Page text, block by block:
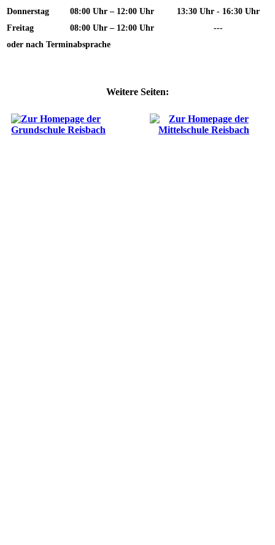
Donnerstag
08:00 Uhr – 12:00 Uhr
13:30 Uhr - 16:30 Uhr
Freitag
08:00 Uhr – 12:00 Uhr
---
oder nach Terminabsprache
Weitere Seiten: